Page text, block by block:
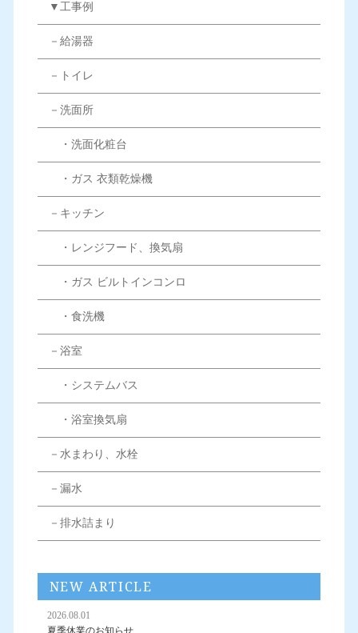
▼工事例
－給湯器
－トイレ
－洗面所
・洗面化粧台
・ガス 衣類乾燥機
－キッチン
・レンジフード、換気扇
・ガス ビルトインコンロ
・食洗機
－浴室
・システムバス
・浴室換気扇
－水まわり、水栓
－漏水
－排水詰まり
NEW ARTICLE
2026.08.01
夏季休業のお知らせ